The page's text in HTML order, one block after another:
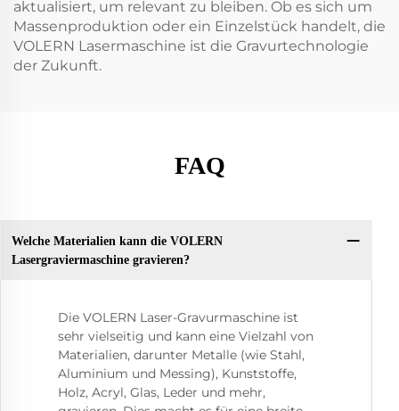
aktualisiert, um relevant zu bleiben. Ob es sich um
Massenproduktion oder ein Einzelstück handelt, die
VOLERN Lasermaschine ist die Gravurtechnologie
der Zukunft.
FAQ
Welche Materialien kann die VOLERN
Lasergraviermaschine gravieren?
Die VOLERN Laser-Gravurmaschine ist
sehr vielseitig und kann eine Vielzahl von
Materialien, darunter Metalle (wie Stahl,
Aluminium und Messing), Kunststoffe,
Holz, Acryl, Glas, Leder und mehr,